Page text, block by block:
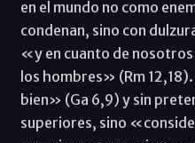
en el mundo no como
condenan, sino con
«y en cuanto de
los hombres» (Rm
bien» (Ga 6,9) y sin
superiores, sino